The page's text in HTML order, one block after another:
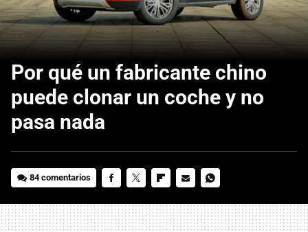
Por qué un fabricante chino
puede clonar un coche y no
pasa nada
84 comentarios
MAIL